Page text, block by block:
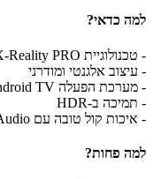
למה כדאי?
- טכנולוגיית 4K X-Reality PRO לתמונה חדה ומפורטת
- עיצוב אלגנטי ומודרני
- מערכת הפעלה Android TV נוחה ואינטואיטיבית
- תמיכה ב-HDR
- איכות קול טובה עם ClearAudio+
למה פחות?